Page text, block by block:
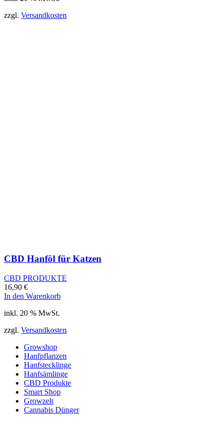
zzgl. Versandkosten
CBD Hanföl für Katzen
CBD PRODUKTE
16,90 €
In den Warenkorb
inkl. 20 % MwSt.
zzgl. Versandkosten
Growshop
Hanfpflanzen
Hanfstecklinge
Hanfsämlinge
CBD Produkte
Smart Shop
Growzelt
Cannabis Dünger